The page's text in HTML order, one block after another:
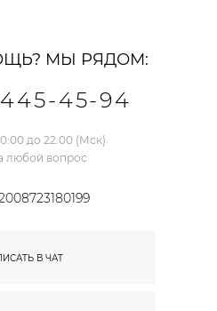
МЫ РЯДОМ:
45-94
до 22:00 (Мск)
любой вопрос
В ЧАТ